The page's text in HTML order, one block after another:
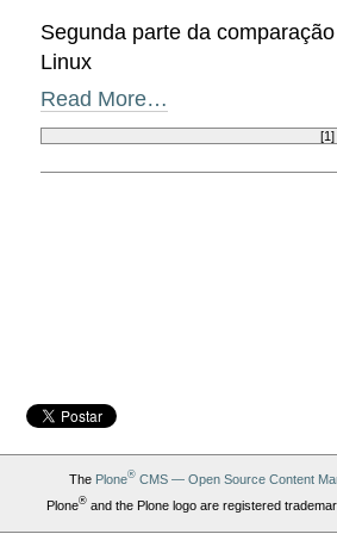
Segunda parte da
Linux
Read More…
[1
The Plone®CMS — Open Source Content
Plone®and the Plone logo are registered